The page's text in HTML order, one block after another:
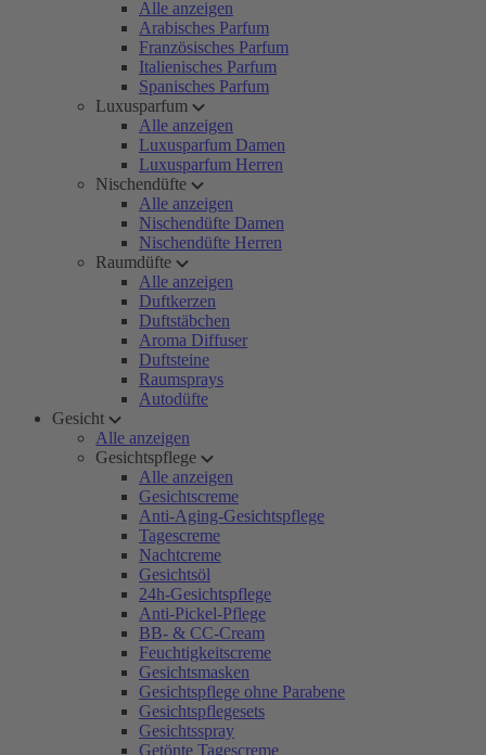
Alle anzeigen
Arabisches Parfum
Französisches Parfum
Italienisches Parfum
Spanisches Parfum
Luxusparfum
Alle anzeigen
Luxusparfum Damen
Luxusparfum Herren
Nischendüfte
Alle anzeigen
Nischendüfte Damen
Nischendüfte Herren
Raumdüfte
Alle anzeigen
Duftkerzen
Duftstäbchen
Aroma Diffuser
Duftsteine
Raumsprays
Autodüfte
Gesicht
Alle anzeigen
Gesichtspflege
Alle anzeigen
Gesichtscreme
Anti-Aging-Gesichtspflege
Tagescreme
Nachtcreme
Gesichtsöl
24h-Gesichtspflege
Anti-Pickel-Pflege
BB- & CC-Cream
Feuchtigkeitscreme
Gesichtsmasken
Gesichtspflege ohne Parabene
Gesichtspflegesets
Gesichtsspray
Getönte Tagescreme